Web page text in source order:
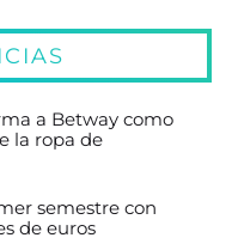
a Betway como
la ropa de
semestre con
de euros